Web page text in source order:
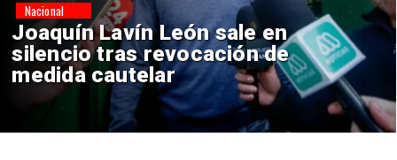
Chile y Venezuela formalizan
reinicio de relaciones
consulares
Nacional